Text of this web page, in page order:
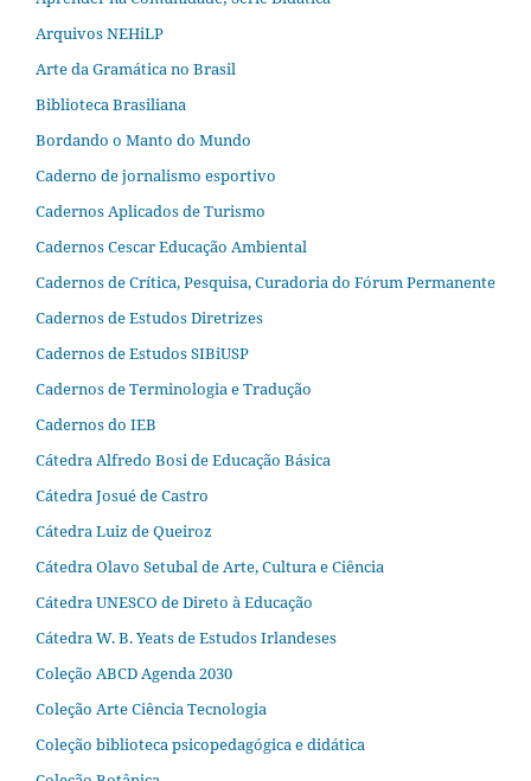
Arquivos NEHiLP
Arte da Gramática no Brasil
Biblioteca Brasiliana
Bordando o Manto do Mundo
Caderno de jornalismo esportivo
Cadernos Aplicados de Turismo
Cadernos Cescar Educação Ambiental
Cadernos de Crítica, Pesquisa, Curadoria do Fórum Permanente
Cadernos de Estudos Diretrizes
Cadernos de Estudos SIBiUSP
Cadernos de Terminologia e Tradução
Cadernos do IEB
Cátedra Alfredo Bosi de Educação Básica
Cátedra Josué de Castro
Cátedra Luiz de Queiroz
Cátedra Olavo Setubal de Arte, Cultura e Ciência
Cátedra UNESCO de Direto à Educação
Cátedra W. B. Yeats de Estudos Irlandeses
Coleção ABCD Agenda 2030
Coleção Arte Ciência Tecnologia
Coleção biblioteca psicopedagógica e didática